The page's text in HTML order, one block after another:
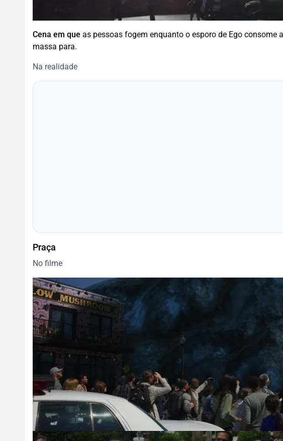
Cena em que as pessoas fogem enquanto o esporo de Ego consome
massa para.
Na realidade
Praça
No filme